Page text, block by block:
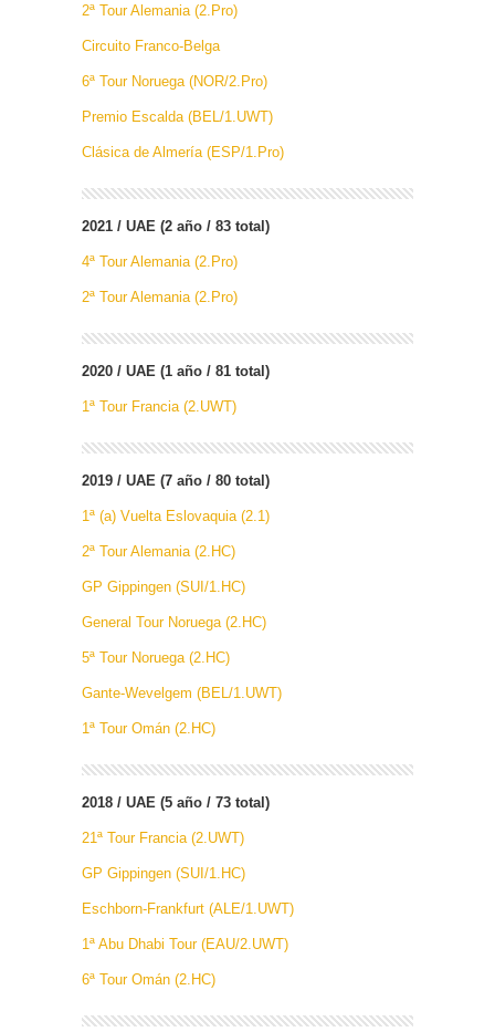
2ª Tour Alemania (2.Pro)
Circuito Franco-Belga
6ª Tour Noruega (NOR/2.Pro)
Premio Escalda (BEL/1.UWT)
Clásica de Almería (ESP/1.Pro)
2021 / UAE (2 año / 83 total)
4ª Tour Alemania (2.Pro)
2ª Tour Alemania (2.Pro)
2020 / UAE (1 año / 81 total)
1ª Tour Francia (2.UWT)
2019 / UAE (7 año / 80 total)
1ª (a) Vuelta Eslovaquia (2.1)
2ª Tour Alemania (2.HC)
GP Gippingen (SUI/1.HC)
General Tour Noruega (2.HC)
5ª Tour Noruega (2.HC)
Gante-Wevelgem (BEL/1.UWT)
1ª Tour Omán (2.HC)
2018 / UAE (5 año / 73 total)
21ª Tour Francia (2.UWT)
GP Gippingen (SUI/1.HC)
Eschborn-Frankfurt (ALE/1.UWT)
1ª Abu Dhabi Tour (EAU/2.UWT)
6ª Tour Omán (2.HC)